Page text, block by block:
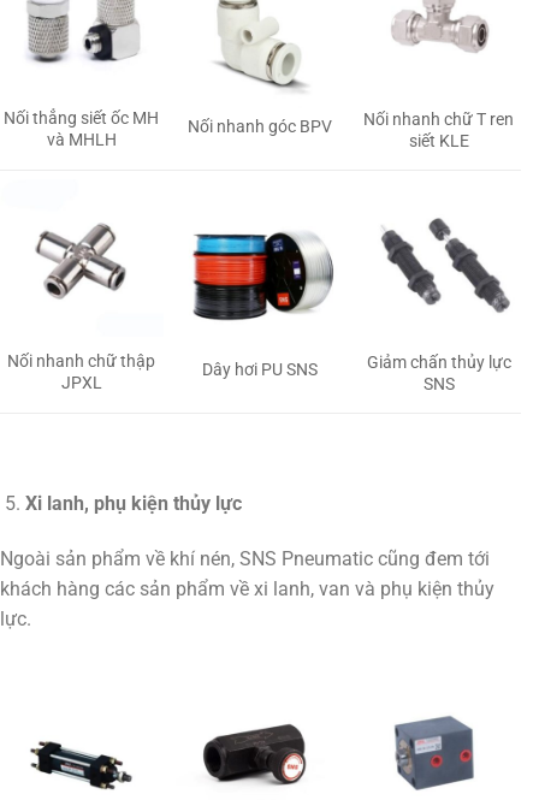
Nối thẳng siết ốc MH
và MHLH
Nối nhanh góc BPV
Nối nhanh chữ T ren
siết KLE
Nối nhanh chữ thập
JPXL
Dây hơi PU SNS
Giảm chấn thủy lực
SNS
Xi lanh, phụ kiện thủy lực
Ngoài sản phẩm về khí nén, SNS Pneumatic cũng đem tới
khách hàng các sản phẩm về xi lanh, van và phụ kiện thủy
lực.